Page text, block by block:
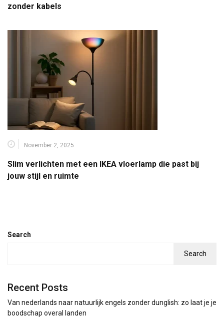
zonder kabels
November 2, 2025
Slim verlichten met een IKEA vloerlamp die past bij
jouw stijl en ruimte
Search
Search
Recent Posts
Van nederlands naar natuurlijk engels zonder dunglish: zo laat je je
boodschap overal landen